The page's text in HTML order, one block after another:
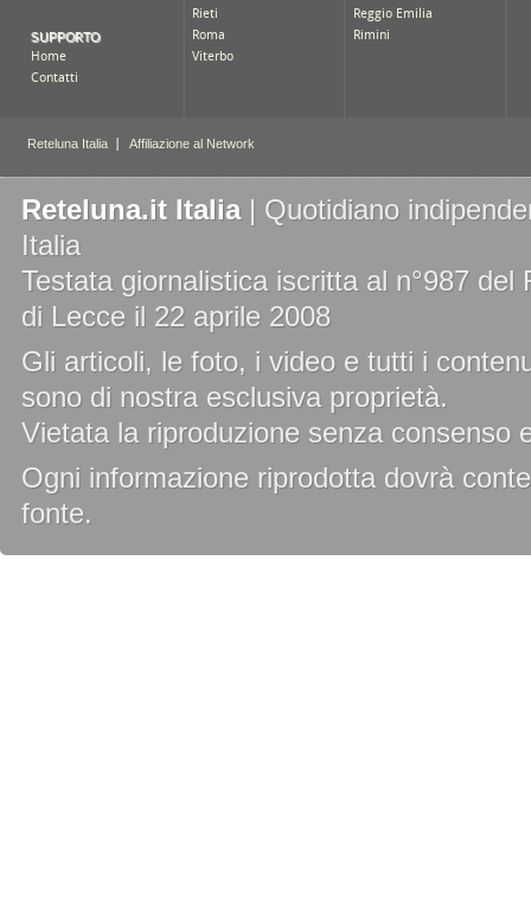
Reteluna.it Italia| Quotidiano
Italia
Testata giornalistica iscritta al n°987
di Lecce il 22 aprile 2008
Gli articoli, le foto, i video e tutti i
sono di nostra esclusiva proprietà.
Vietata la riproduzione senza consenso
Ogni informazione riprodotta dovrà
fonte.